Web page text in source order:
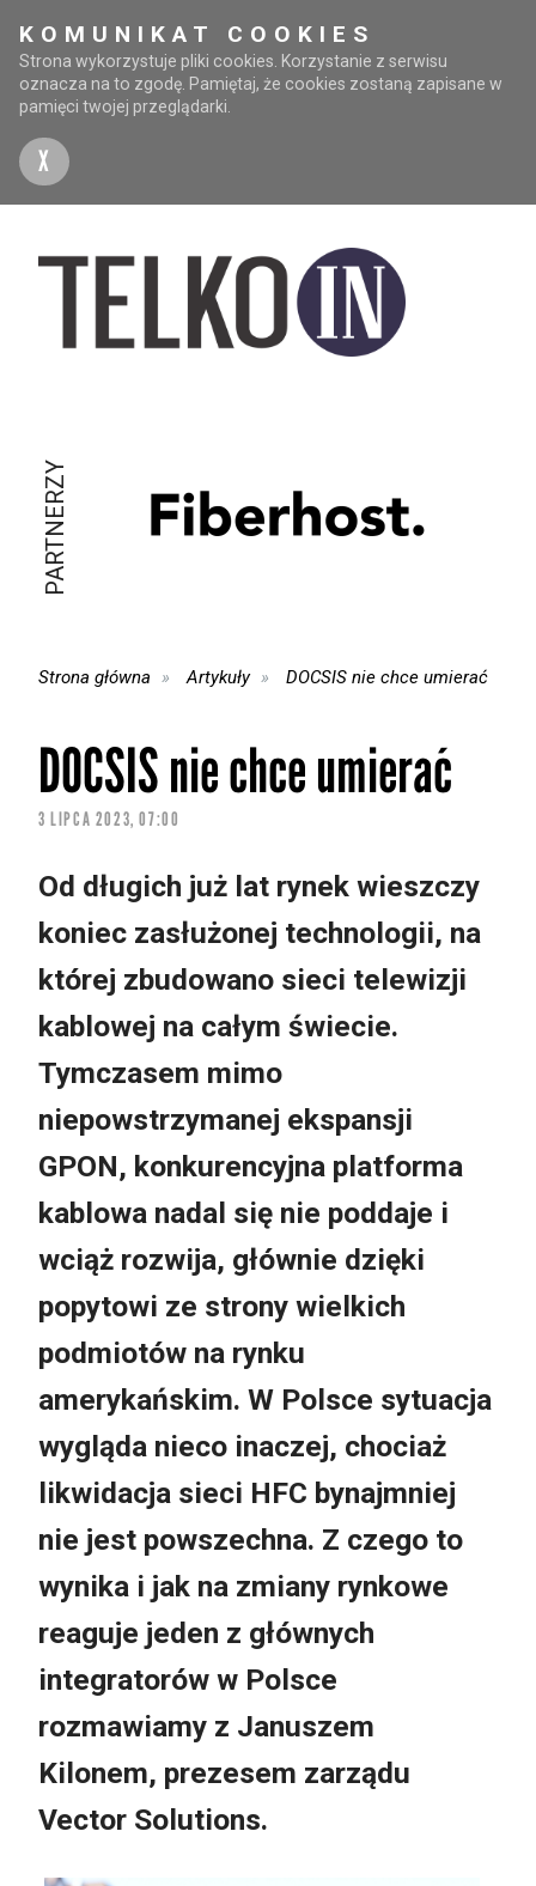
KOMUNIKAT COOKIES
Strona wykorzystuje pliki cookies. Korzystanie z serwisu
oznacza na to zgodę. Pamiętaj, że cookies zostaną zapisane w
pamięci twojej przeglądarki.
X
PARTNERZY
Strona główna Artykuły DOCSIS nie chce umierać
DOCSIS nie chce umierać
3 LIPCA 2023, 07:00
Od długich już lat rynek wieszczy
koniec zasłużonej technologii, na
której zbudowano sieci telewizji
kablowej na całym świecie.
Tymczasem mimo
niepowstrzymanej ekspansji
GPON, konkurencyjna platforma
kablowa nadal się nie poddaje i
wciąż rozwija, głównie dzięki
popytowi ze strony wielkich
podmiotów na rynku
amerykańskim. W Polsce sytuacja
wygląda nieco inaczej, chociaż
likwidacja sieci HFC bynajmniej
nie jest powszechna. Z czego to
wynika i jak na zmiany rynkowe
reaguje jeden z głównych
integratorów w Polsce
rozmawiamy z Januszem
Kilonem, prezesem zarządu
Vector Solutions.